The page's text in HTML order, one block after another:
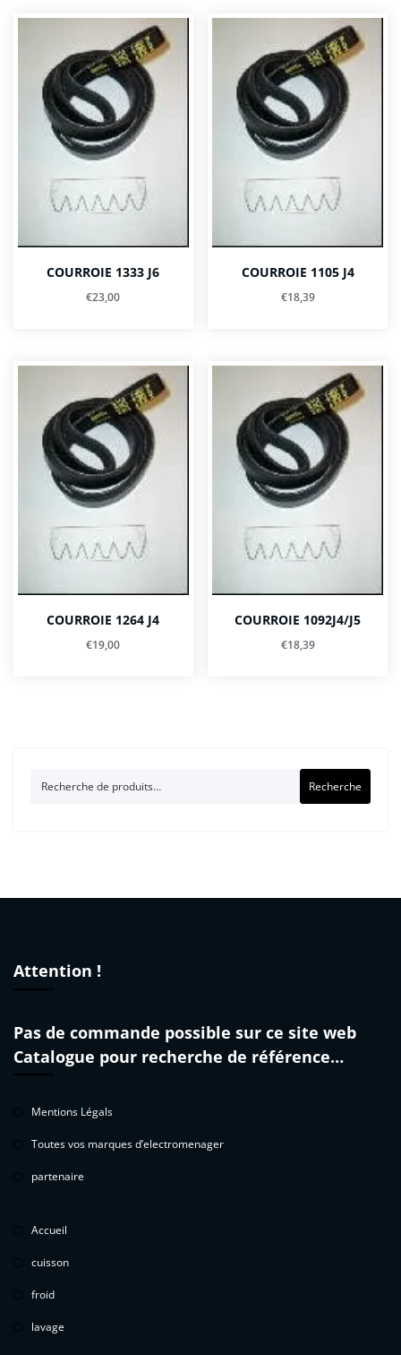
COURROIE 1333 J6
€23,00
COURROIE 1105 J4
€18,39
COURROIE 1264 J4
€19,00
COURROIE 1092J4/J5
€18,39
Recherche
Attention !
Pas de commande possible sur ce site web
Catalogue pour recherche de référence…
Mentions Légals
Toutes vos marques d’electromenager
partenaire
Accueil
cuisson
froid
lavage